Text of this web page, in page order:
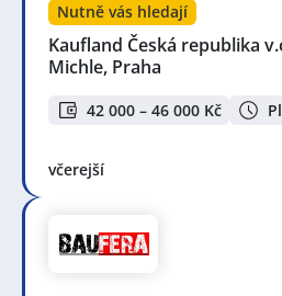
Nutně vás hledají
Kaufland Česká republika
Michle, Praha
42 000 – 46 000 Kč
včerejší